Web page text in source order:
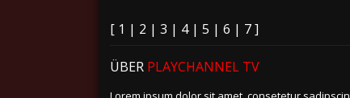
[ 1 | 2 | 3 | 4| 5 | 6 | 7]
ÜBER PLAYCHANNEL TV